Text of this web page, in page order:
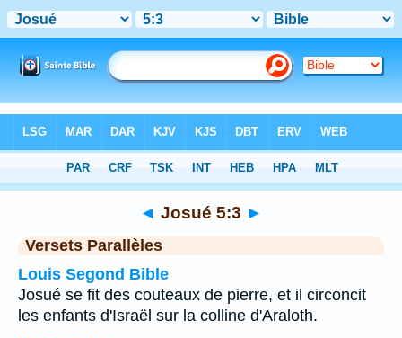
Chapitre 5> Verset 3
◄ Josué 5:3 ►
Versets Parallèles
Louis Segond Bible
Josué se fit des couteaux de pierre, et il circoncit
les enfants d'Israël sur la colline d'Araloth.